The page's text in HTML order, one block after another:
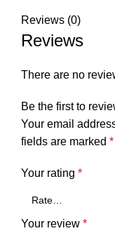
Reviews (0)
Reviews
There are no
Be the first to
Your email
fields are marked *
Your rating *
Your review *